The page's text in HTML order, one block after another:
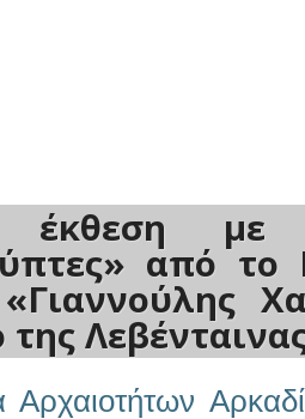
έκθεση με
από το